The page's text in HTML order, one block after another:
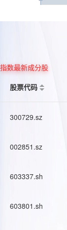
指数最新成分股
股票代码
300729.sz
002851.sz
603337.sh
603801.sh